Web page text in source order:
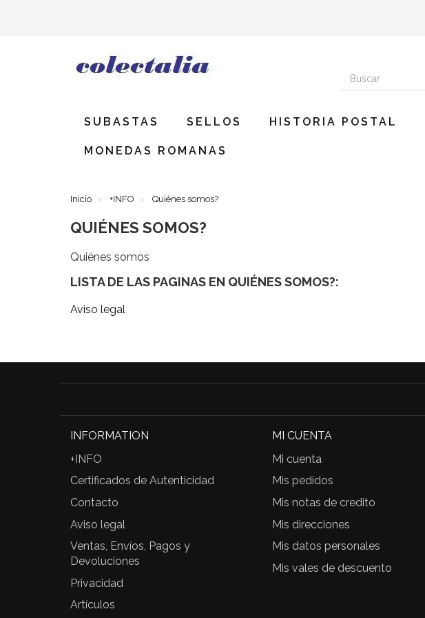
SUBASTAS SELLOS HISTORIA POSTAL
MONEDAS ROMANAS
Inicio +INFO Quiénes somos?
QUIÉNES SOMOS?
Quiénes somos
LISTA DE LAS PAGINAS EN QUIÉNES SOMOS?:
Aviso legal
INFORMATION
+INFO
Certificados de Autenticidad
Contacto
Aviso legal
Ventas, Envíos, Pagos y
Devoluciones
Privacidad
Artículos
MI CUENTA
Mi cuenta
Mis pedidos
Mis notas de credito
Mis direcciones
Mis datos personales
Mis vales de descuento